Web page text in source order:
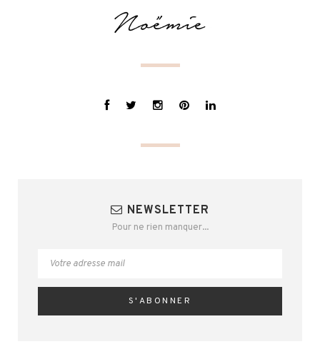
NEWSLETTER
Pour ne rien manquer...